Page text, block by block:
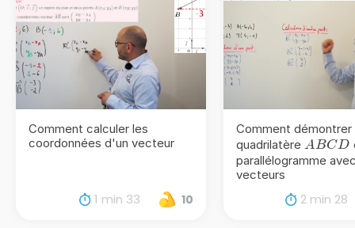
Comment calculer les
coordonnées d'un vecteur
1 min 33 10
Comment démontrer
quadrilatère ABCD
ABCD
parallélogramme
vecteurs
2 min 28